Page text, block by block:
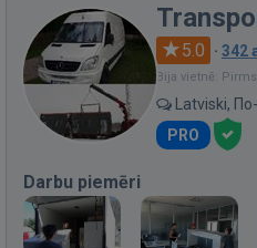
5.0 · 342
Bija vietnē: Pirms
Latviski,
PRO
Darbu piemēri